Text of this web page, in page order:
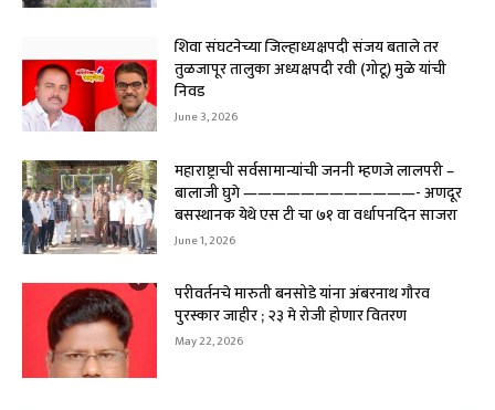
शिवा संघटनेच्या जिल्हाध्यक्षपदी संजय बताले तर
तुळजापूर तालुका अध्यक्षपदी रवी (गोटू) मुळे यांची
निवड
June 3, 2026
महाराष्ट्राची सर्वसामान्यांची जननी म्हणजे लालपरी –
बालाजी घुगे ————————————- अणदूर
बसस्थानक येथे एस टी चा ७१ वा वर्धापनदिन साजरा
June 1, 2026
परीवर्तनचे मारुती बनसोडे यांना अंबरनाथ गौरव
पुरस्कार जाहीर ; २३ मे रोजी होणार वितरण
May 22, 2026